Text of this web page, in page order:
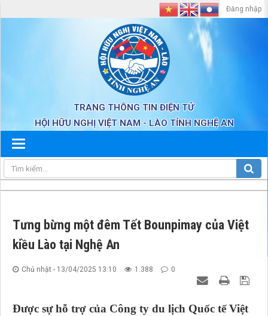
TRANG THÔNG TIN ĐIỆN TỬ
HỘI HỮU NGHỊ VIỆT NAM - LÀO TỈNH NGHỆ AN
Đăng nhập
Tưng bừng một đêm Tết Bounpimay của Việt
kiều Lào tại Nghệ An
Chủ nhật - 13/04/2025 13:10 1.388 0
Được sự hỗ trợ của Công ty du lịch Quốc tế Việt